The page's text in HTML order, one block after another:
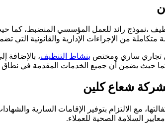
رائد للعمل المؤسسي المنضبط، كما حيث
من الإجراءات الإدارية والقانونية التي
تجاري ساري ومختص بنشاط التنظيف، بالإضافة
كما حيث يضمن أن جميع الخدمات المقدمة في
شعاع كلين
الالتزام بتوفير الإقامات السارية
السلامة الصحية للعملاء.